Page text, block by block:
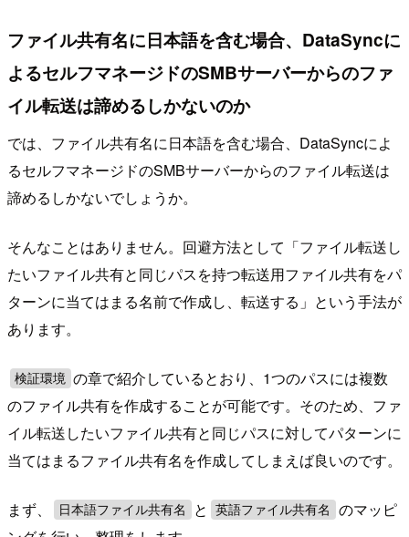
ファイル共有名に日本語を含む場合、DataSyncに
よるセルフマネージドのSMBサーバーからのファ
イル転送は諦めるしかないのか
では、ファイル共有名に日本語を含む場合、DataSyncによ
るセルフマネージドのSMBサーバーからのファイル転送は
諦めるしかないでしょうか。
そんなことはありません。回避方法として「ファイル転送し
たいファイル共有と同じパスを持つ転送用ファイル共有をパ
ターンに当てはまる名前で作成し、転送する」という手法が
あります。
検証環境 の章で紹介しているとおり、1つのパスには複数
のファイル共有を作成することが可能です。そのため、ファ
イル転送したいファイル共有と同じパスに対してパターンに
当てはまるファイル共有名を作成してしまえば良いのです。
まず、 日本語ファイル共有名 と 英語ファイル共有名
のマッピ